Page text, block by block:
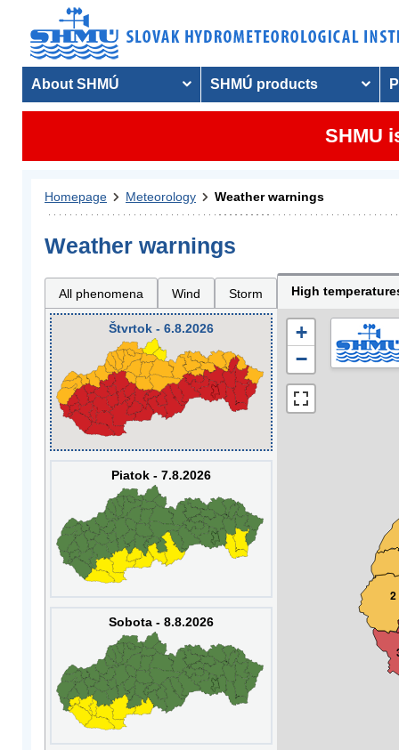
About SHMÚ SHMÚ products
SHMU
Homepage Meteorology Weather warnings
Weather warnings
All phenomena Wind Storm High
Štvrtok - 6.8.2026
Piatok - 7.8.2026
Sobota - 8.8.2026
2
+
−